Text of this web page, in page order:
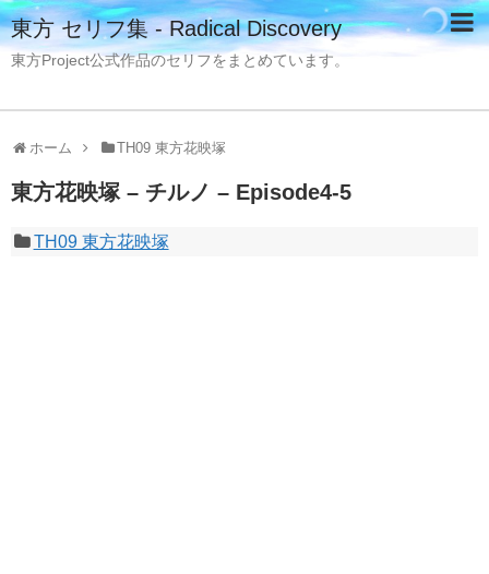
東方 セリフ集 - Radical Discovery
東方Project公式作品のセリフをまとめています。
ホーム TH09 東方花映塚
東方花映塚 – チルノ – Episode4-5
TH09 東方花映塚